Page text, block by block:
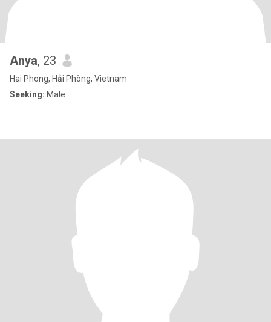
Anya, 23
Hai Phong, Hải Phòng, Vietnam
Seeking: Male